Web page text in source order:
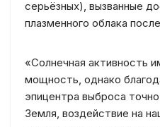
серьёзных), вызванные
плазменного облака
«Солнечная активность
мощность, однако
эпицентра выброса
Земля, воздействие на